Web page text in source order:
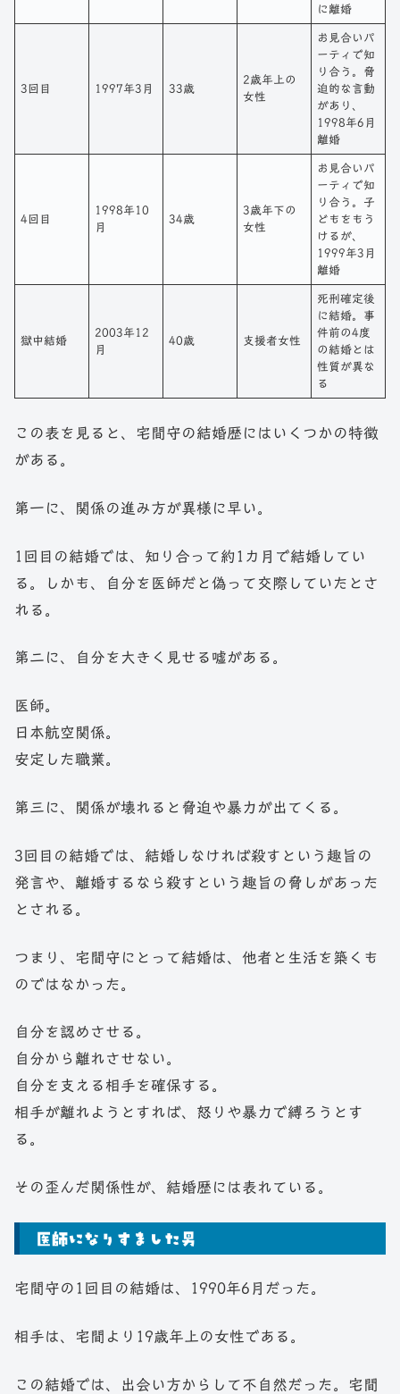
に離婚
3回目 1997年3月 33歳
2歳年上の
女性
お見合いパ
ーティで知
り合う。脅
迫的な言動
があり、
1998年6月
離婚
4回目
1998年10
月
34歳
3歳年下の
女性
お見合いパ
ーティで知
り合う。子
どもをもう
けるが、
1999年3月
離婚
獄中結婚
2003年12
月
40歳 支援者女性
死刑確定後
に結婚。事
件前の4度
の結婚とは
性質が異な
る
この表を見ると、宅間守の結婚歴にはいくつかの特徴
がある。
第一に、関係の進み方が異様に早い。
1回目の結婚では、知り合って約1カ月で結婚してい
る。しかも、自分を医師だと偽って交際していたとさ
れる。
第二に、自分を大きく見せる嘘がある。
医師。
日本航空関係。
安定した職業。
第三に、関係が壊れると脅迫や暴力が出てくる。
3回目の結婚では、結婚しなければ殺すという趣旨の
発言や、離婚するなら殺すという趣旨の脅しがあった
とされる。
つまり、宅間守にとって結婚は、他者と生活を築くも
のではなかった。
自分を認めさせる。
自分から離れさせない。
自分を支える相手を確保する。
相手が離れようとすれば、怒りや暴力で縛ろうとす
る。
その歪んだ関係性が、結婚歴には表れている。
医師になりすました男
宅間守の1回目の結婚は、1990年6月だった。
相手は、宅間より19歳年上の女性である。
この結婚では、出会い方からして不自然だった。宅間